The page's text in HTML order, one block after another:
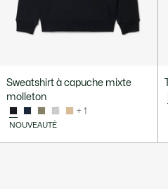
Sweatshirt à capuche mixte
molleton
+ 1
NOUVEAUTÉ